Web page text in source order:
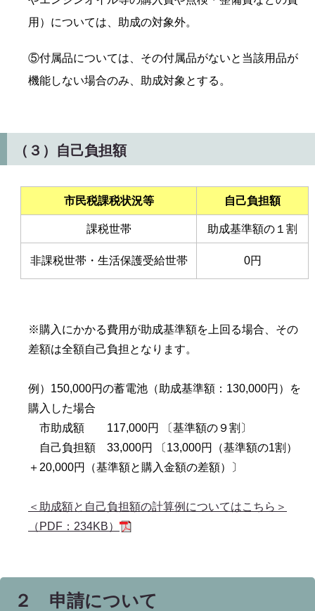
用）については、助成の対象外。
⑤付属品については、その付属品がないと当該用品が
機能しない場合のみ、助成対象とする。
（３）自己負担額
市民税課税状況等 自己負担額
課税世帯 助成基準額の１割
非課税世帯・生活保護受給世帯 0円
※購入にかかる費用が助成基準額を上回る場合、その
差額は全額自己負担となります。
例）150,000円の蓄電池（助成基準額：130,000円）を
購入した場合
市助成額 117,000円 〔基準額の９割〕
自己負担額 33,000円 〔13,000円（基準額の1割）
＋20,000円（基準額と購入金額の差額）〕
＜助成額と自己負担額の計算例についてはこちら＞
（PDF：234KB）
２ 申請について